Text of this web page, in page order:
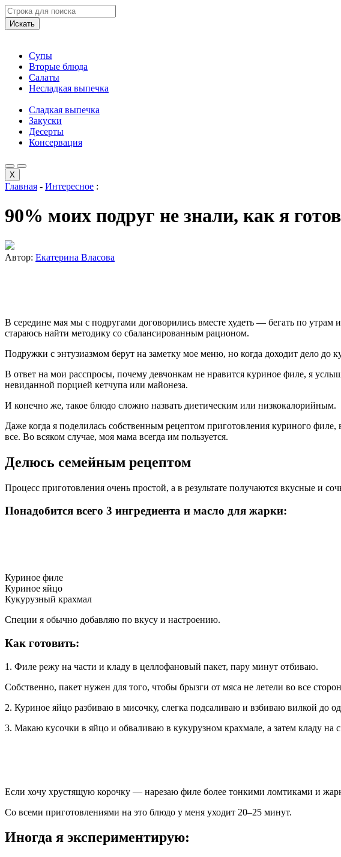
Искать
Супы
Вторые блюда
Салаты
Несладкая выпечка
Сладкая выпечка
Закуски
Десерты
Консервация
X
Главная - Интересное :
90% моих подруг не знали, как я
Автор: Екатерина Власова
В середине мая мы с подругами договорились вместе худеть — бегать по
стараюсь найти методику со сбалансированным рационом.
Подружки с энтузиазмом берут на заметку мое меню, но когда доходит дело до
В ответ на мои расспросы, почему девчонкам не нравится куриное филе, я
невиданной порцией кетчупа или майонеза.
И конечно же, такое блюдо сложно назвать диетическим или низкокалорийным.
Даже когда я поделилась собственным рецептом приготовления куриного
все. Во всяком случае, моя мама всегда им пользуется.
Делюсь семейным рецептом
Процесс приготовления очень простой, а в результате получаются вкусные и
Понадобится всего 3 ингредиента и масло для жарки:
Куриное филе
Куриное яйцо
Кукурузный крахмал
Специи я обычно добавляю по вкусу и настроению.
Как готовить:
1. Филе режу на части и кладу в целлофановый пакет, пару минут отбиваю.
Собственно, пакет нужен для того, чтобы брызги от мяса не летели во все
2. Куриное яйцо разбиваю в мисочку, слегка подсаливаю и взбиваю вилкой до
3. Макаю кусочки в яйцо и обваливаю в кукурузном крахмале, а затем кладу
Если хочу хрустящую корочку — нарезаю филе более тонкими ломтиками и
Со всеми приготовлениями на это блюдо у меня уходит 20–25 минут.
Иногда я экспериментирую: